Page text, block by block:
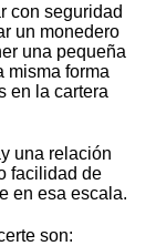
con seguridad
un monedero
una pequeña
misma forma
en la cartera
una relación
facilidad de
en esa escala.
son: